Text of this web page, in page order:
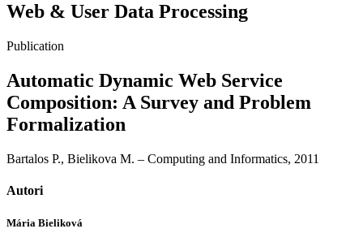
Web & User Data Processing
Publication
Automatic Dynamic Web Service
Composition: A Survey and Problem
Formalization
Bartalos P., Bielikova M. – Computing and Informatics, 2011
Autori
Mária Bieliková